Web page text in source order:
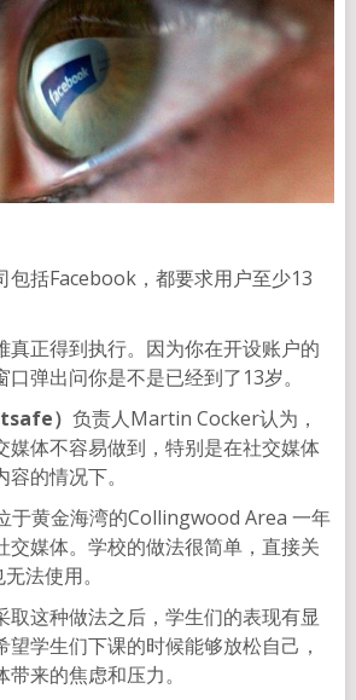
包括Facebook，都要求用户至少13
真正得到执行。因为你在开设账户的
弹出问你是不是已经到了13岁。
） 负责人Martin Cocker认为，
媒体不容易做到，特别是在社交媒体
的情况下。
于黄金海湾的Collingwood Area 一年
交媒体。学校的做法很简单，直接关
法使用。
取这种做法之后，学生们的表现有显
学生们下课的时候能够放松自己，
来的焦虑和压力。